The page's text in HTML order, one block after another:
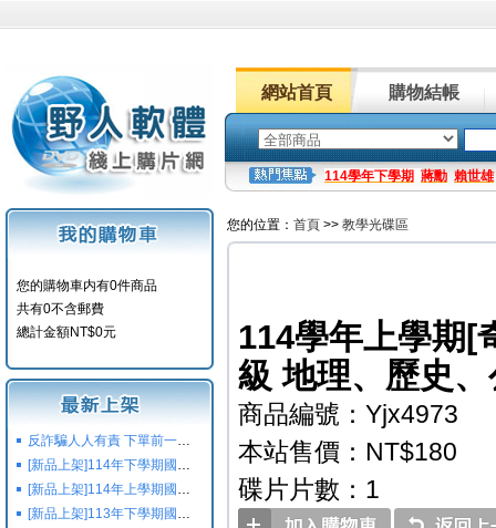
網站首頁 購物結帳
114學年下學期 蔣勳 賴世雄
您的購物車内有0件商品
共有0不含郵費
總計金額NT$0元
反詐騙人人有責 下單前一定要注意
[新品上架]114年下學期國小國中高中命題光碟,校用卷,習作
[新品上架]114年上學期國小國中高中命題光碟,校用卷,習作
[新品上架]113年下學期國小國中高中命題光碟,校用卷,習作
您的位置： 首頁 >> 教學光碟區
114學年上學期[
級 地理、歷史
商品編號：Yjx4973
本站售價：NT$180
碟片片數：1